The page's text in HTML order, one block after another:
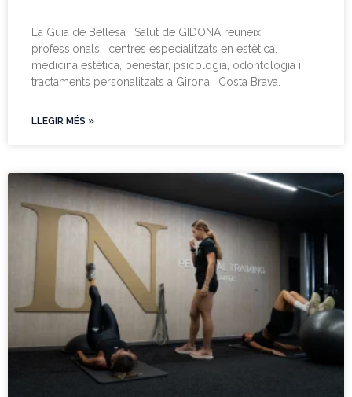
La Guia de Bellesa i Salut de GIDONA reuneix
professionals i centres especialitzats en estètica,
medicina estètica, benestar, psicologia, odontologia i
tractaments personalitzats a Girona i Costa Brava.
LLEGIR MÉS »